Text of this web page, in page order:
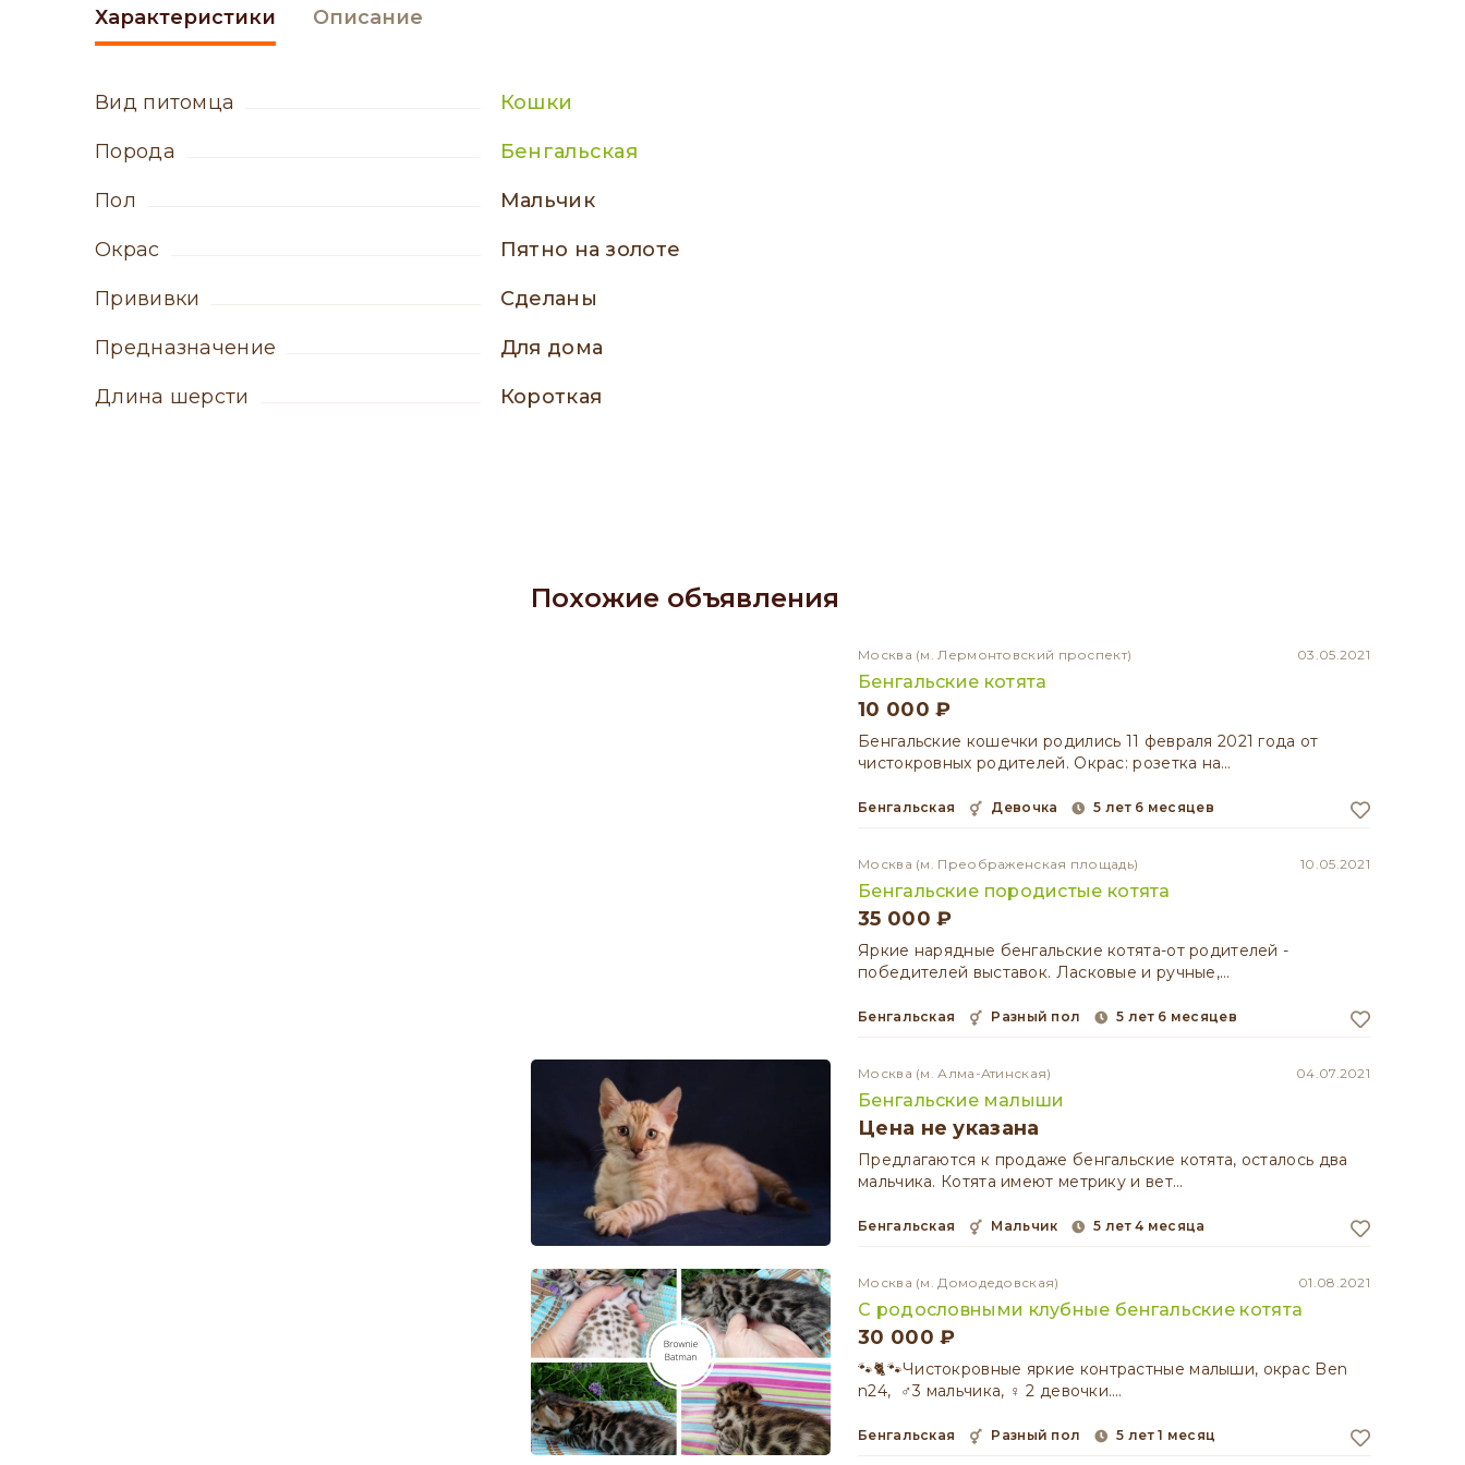
Характеристики
вид питомца Кошки
порода Бенгальская
пол мальчик
окрас Пятно на золоте
прививки сделаны
Предназначение Для дома
Длина шерсти Короткая
Описание
Похожие объявления
Москва (м. Лермонтовский проспект) 03.05.2021
Бенгальские котята
10 000 ₽
Бенгальские кошечки родились 11 февраля 2021 года от
чистокровных родителей. Окрас: розетка на…
Бенгальская девочка 5 лет 6 месяцев
Москва (м. Преображенская площадь) 10.05.2021
Бенгальские породистые котята
35 000 ₽
Яркие нарядные бенгальские котята-от родителей -
победителей выставок. Ласковые и ручные,…
Бенгальская разный пол 5 лет 6 месяцев
Москва (м. Алма-Атинская) 04.07.2021
Бенгальские малыши
Цена не указана
Предлагаются к продаже бенгальские котята, осталось два
мальчика. Котята имеют метрику и вет…
Бенгальская мальчик 5 лет 4 месяца
Москва (м. Домодедовская) 01.08.2021
С родословными клубные бенгальские котята
30 000 ₽
🐾🐈🐾Чистокровные яркие контрастные малыши, окрас Ben
n24, ♂️3 мальчика, ♀️ 2 девочки.…
Бенгальская разный пол 5 лет 1 месяц